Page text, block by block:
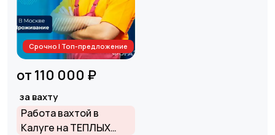
Срочно | Топ-предложение
от 110 000 ₽
за вахту
Работа вахтой в
Калуге на ТЕПЛЫХ